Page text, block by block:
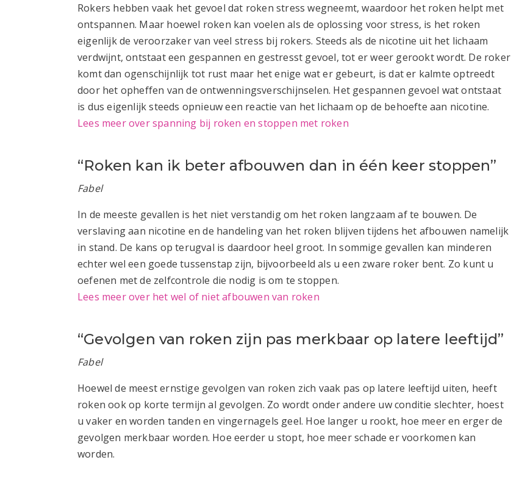
Rokers hebben vaak het gevoel dat roken stress wegneemt, waardoor het roken helpt met
ontspannen. Maar hoewel roken kan voelen als de oplossing voor stress, is het roken
eigenlijk de veroorzaker van veel stress bij rokers. Steeds als de nicotine uit het lichaam
verdwijnt, ontstaat een gespannen en gestresst gevoel, tot er weer gerookt wordt. De roker
komt dan ogenschijnlijk tot rust maar het enige wat er gebeurt, is dat er kalmte optreedt
door het opheffen van de ontwenningsverschijnselen. Het gespannen gevoel wat ontstaat
is dus eigenlijk steeds opnieuw een reactie van het lichaam op de behoefte aan nicotine.
Lees meer over spanning bij roken en stoppen met roken
“Roken kan ik beter afbouwen dan in één keer stoppen”
Fabel
In de meeste gevallen is het niet verstandig om het roken langzaam af te bouwen. De
verslaving aan nicotine en de handeling van het roken blijven tijdens het afbouwen namelijk
in stand. De kans op terugval is daardoor heel groot. In sommige gevallen kan minderen
echter wel een goede tussenstap zijn, bijvoorbeeld als u een zware roker bent. Zo kunt u
oefenen met de zelfcontrole die nodig is om te stoppen.
Lees meer over het wel of niet afbouwen van roken
“Gevolgen van roken zijn pas merkbaar op latere leeftijd”
Fabel
Hoewel de meest ernstige gevolgen van roken zich vaak pas op latere leeftijd uiten, heeft
roken ook op korte termijn al gevolgen. Zo wordt onder andere uw conditie slechter, hoest
u vaker en worden tanden en vingernagels geel. Hoe langer u rookt, hoe meer en erger de
gevolgen merkbaar worden. Hoe eerder u stopt, hoe meer schade er voorkomen kan
worden.